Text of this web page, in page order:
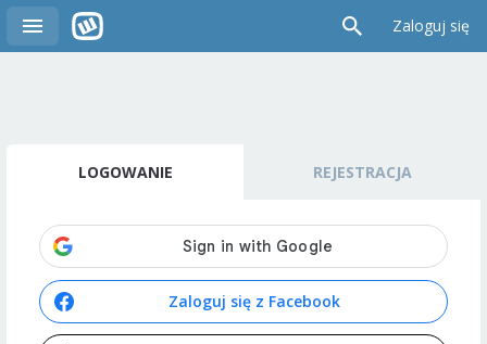
Zaloguj się
LOGOWANIE REJESTRACJA
Zaloguj się z Facebook